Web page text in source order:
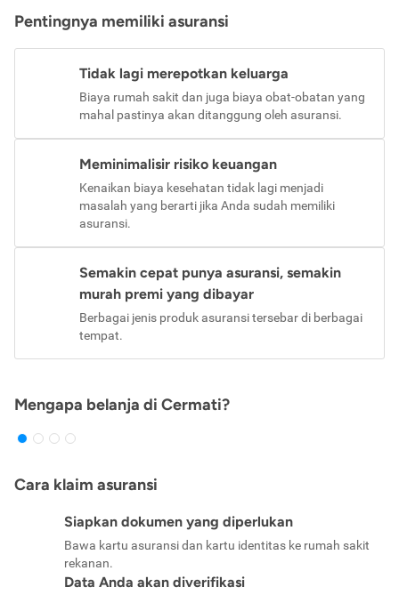
Pentingnya memiliki asuransi
Tidak lagi merepotkan keluarga
Biaya rumah sakit dan juga biaya obat-obatan yang
mahal pastinya akan ditanggung oleh asuransi.
Meminimalisir risiko keuangan
Kenaikan biaya kesehatan tidak lagi menjadi
masalah yang berarti jika Anda sudah memiliki
asuransi.
Semakin cepat punya asuransi, semakin
murah premi yang dibayar
Berbagai jenis produk asuransi tersebar di berbagai
tempat.
Mengapa belanja di Cermati?
Cara klaim asuransi
Siapkan dokumen yang diperlukan
Bawa kartu asuransi dan kartu identitas ke rumah sakit
rekanan.
Data Anda akan diverifikasi